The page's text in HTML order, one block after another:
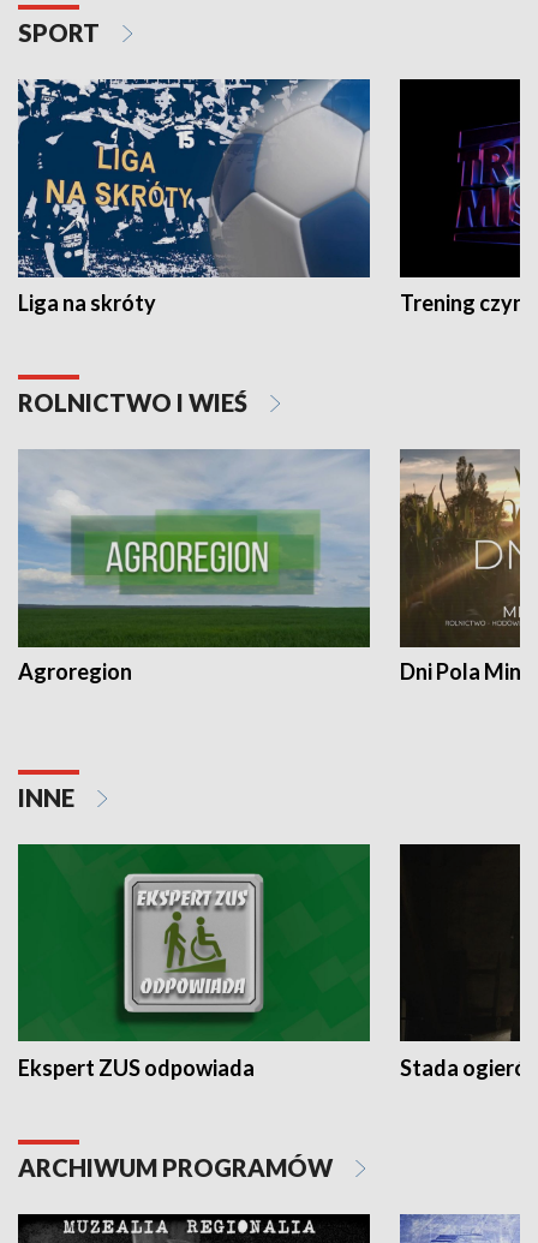
SPORT
Liga na skróty Trening czyni
ROLNICTWO I WIEŚ
Agroregion Dni Pola
INNE
Ekspert ZUS odpowiada Stada
ARCHIWUM PROGRAMÓW